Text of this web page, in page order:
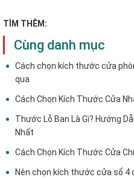
TÌM THÊM:
Cùng danh mục
Cách chọn kích thước cửa
qua
Cách Chọn Kích Thước Cửa
Thước Lỗ Ban Là Gì? Hướng
Nhất
Cách Chọn Kích Thước Cửa
Nên chọn kích thước cửa sổ 4